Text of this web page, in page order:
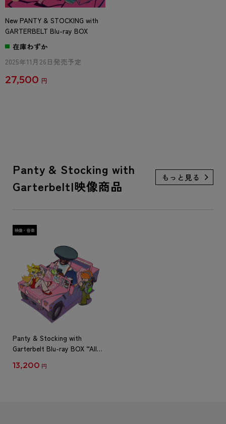
New PANTY & STOCKING with
GARTERBELT Blu-ray BOX
在庫わずか
2025年11月26日発売予定
27,500 円
Panty & Stocking with
Garterbelt|映像商品
Panty & Stocking with
Garterbelt Blu-ray BOX “All-
13,200 円